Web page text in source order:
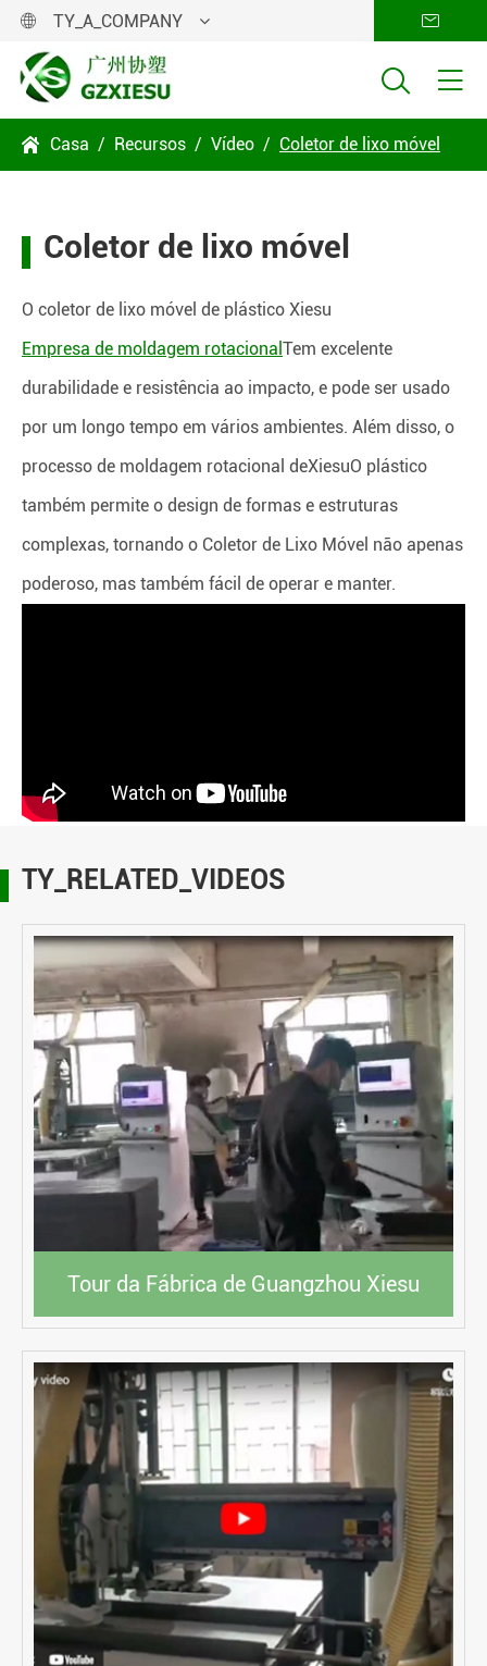
 TY_A_COMPANY 
 
 Casa Recursos Vídeo Coletor de lixo móvel
Coletor de lixo móvel
O coletor de lixo móvel de plástico Xiesu
Empresa de moldagem rotacional Tem excelente
durabilidade e resistência ao impacto, e pode ser usado
por um longo tempo em vários ambientes. Além disso, o
processo de moldagem rotacional deXiesuO plástico
também permite o design de formas e estruturas
complexas, tornando o Coletor de Lixo Móvel não apenas
poderoso, mas também fácil de operar e manter.
TY_RELATED_VIDEOS
Tour da Fábrica de Guangzhou Xiesu